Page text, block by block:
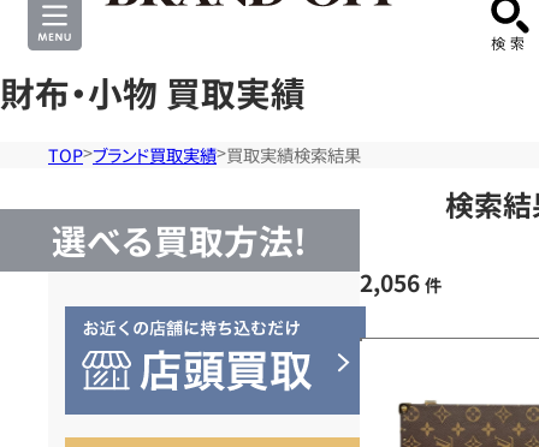
財布・小物 買取実績
TOP ブランド買取実績 買取実績検索結果
選べる買取方法!
検索
2,056 件